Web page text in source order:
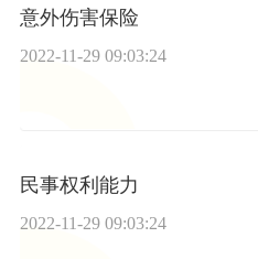
意外伤害保险
2022-11-29 09:03:24
民事权利能力
2022-11-29 09:03:24